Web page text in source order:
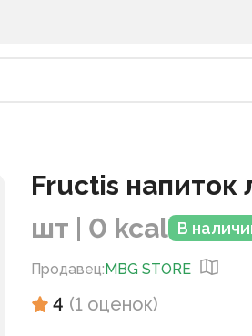
Fructis напиток
шт | 0 kcal В
Продавец:MBG STORE
4 (1 оценок)